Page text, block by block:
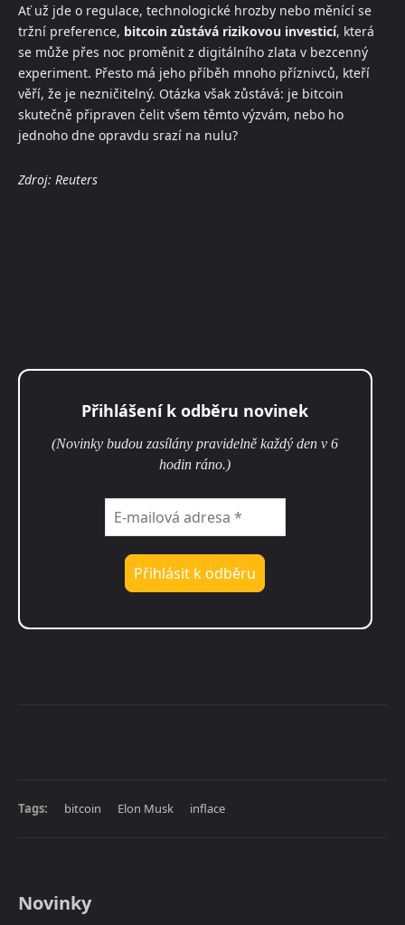
Ať už jde o regulace, technologické hrozby nebo měnící se
tržní preference, bitcoin zůstává rizikovou investicí, která
se může přes noc proměnit z digitálního zlata v bezcenný
experiment. Přesto má jeho příběh mnoho příznivců, kteří
věří, že je nezničitelný. Otázka však zůstává: je bitcoin
skutečně připraven čelit všem těmto výzvám, nebo ho
jednoho dne opravdu srazí na nulu?
Zdroj: Reuters
Přihlášení k odběru novinek
(Novinky budou zasílány pravidelně každý den v 6
hodin ráno.)
Tags: bitcoin Elon Musk inflace
Novinky